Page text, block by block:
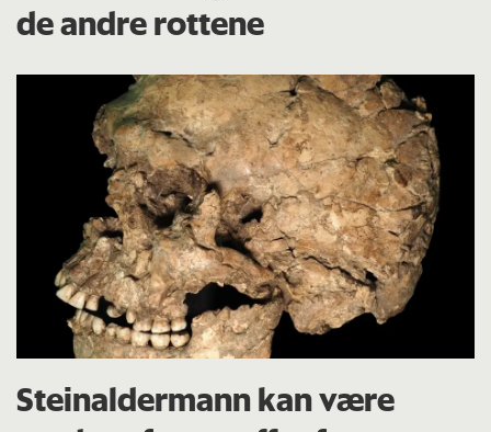
de andre rottene
Steinaldermann kan være